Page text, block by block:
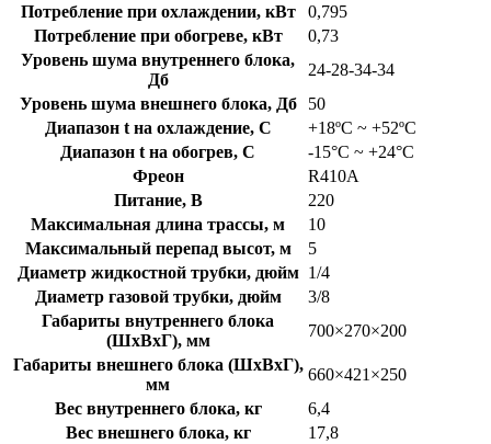
Потребление при охлаждении, кВт
0,795
Потребление при обогреве, кВт
0,73
Уровень шума внутреннего блока,
Дб
24-28-34-34
Уровень шума внешнего блока, Дб
50
Диапазон t на охлаждение, C
+18ºC ~ +52ºC
Диапазон t на обогрев, C
-15°С ~ +24°С
Фреон
R410A
Питание, В
220
Максимальная длина трассы, м
10
Максимальный перепад высот, м
5
Диаметр жидкостной трубки, дюйм 1/4
Диаметр газовой трубки, дюйм
3/8
Габариты внутреннего блока
(ШхВхГ), мм
700×270×200
Габариты внешнего блока (ШхВхГ),
мм
660×421×250
Вес внутреннего блока, кг
6,4
Вес внешнего блока, кг
17,8